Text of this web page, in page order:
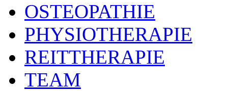
OSTEOPATHIE
PHYSIOTHERAPIE
REITTHERAPIE
TEAM